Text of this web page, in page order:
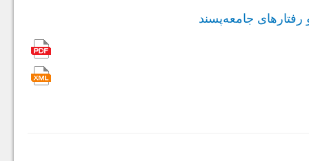
جامعه‌پسند